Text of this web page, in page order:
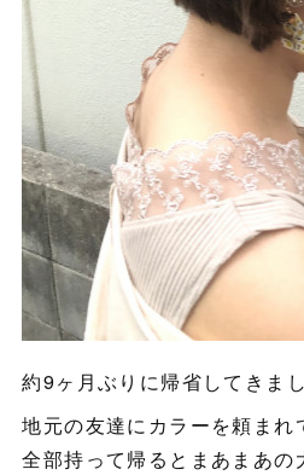
約9ヶ月ぶりに帰省してきま
地元の友達にカラーを頼まれ
全部持って帰るとまあまあの